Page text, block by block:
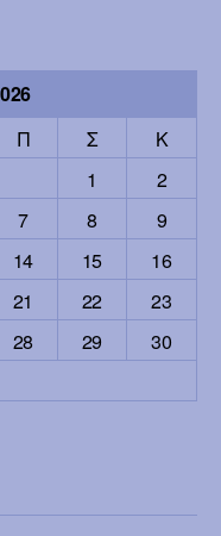
Π Σ
Κ
1
2
7 8
9
14 15
16
21 22
23
28 29
30